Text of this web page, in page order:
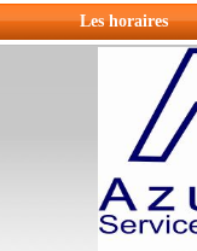
Les horaires